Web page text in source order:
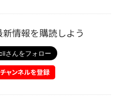
情報を購読しよう